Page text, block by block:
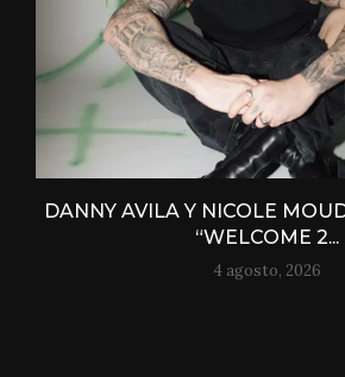
DANNY AVILA Y NICOLE
“WELCOME 2...
4 agosto, 2026